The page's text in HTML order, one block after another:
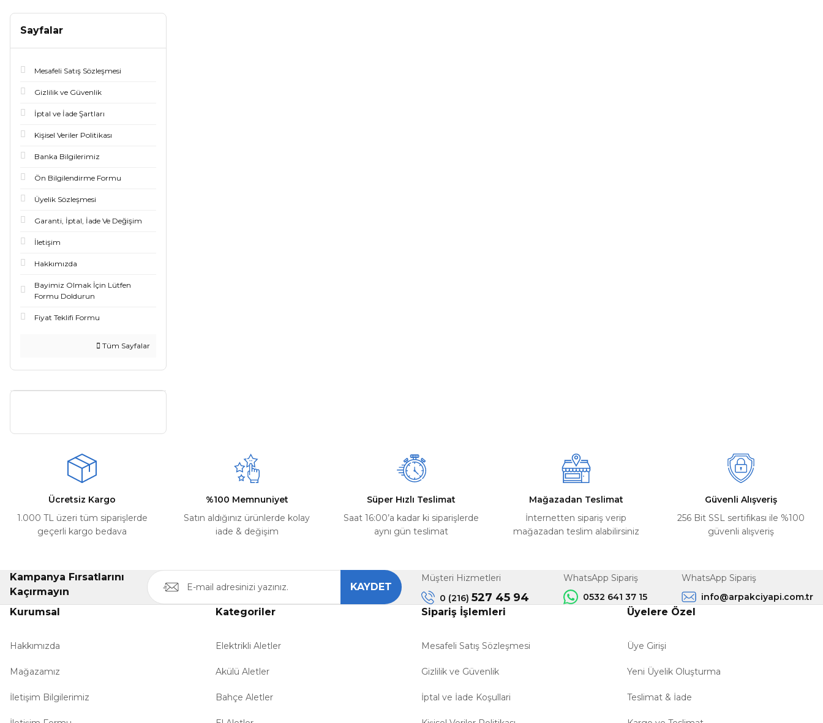
Sayfalar
Mesafeli Satış Sözleşmesi
Gizlilik ve Güvenlik
İptal ve İade Şartları
Kişisel Veriler Politikası
Banka Bilgilerimiz
Ön Bilgilendirme Formu
Üyelik Sözleşmesi
Garanti, İptal, İade Ve Değişim
İletişim
Hakkımızda
Bayimiz Olmak İçin Lütfen
Formu Doldurun
Fiyat Teklifi Formu
Tüm Sayfalar
Ücretsiz Kargo
1.000 TL üzeri tüm siparişlerde
geçerli kargo bedava
%100 Memnuniyet
Satın aldığınız ürünlerde kolay
iade & değişim
Süper Hızlı Teslimat
Saat 16:00’a kadar ki siparişlerde
aynı gün teslimat
Mağazadan Teslimat
İnternetten sipariş verip
mağazadan teslim alabilirsiniz
Güvenli Alışveriş
256 Bit SSL sertifikası ile %100
güvenli alışveriş
Kampanya Fırsatlarını
Kaçırmayın
KAYDET
Müşteri Hizmetleri
0 (216) 527 45 94
WhatsApp Sipariş
0532 641 37 15
WhatsApp Sipariş
info@arpakciyapi.com.tr
Kurumsal
Hakkımızda
Mağazamız
İletişim Bilgilerimiz
Kategoriler
Elektrikli Aletler
Akülü Aletler
Bahçe Aletler
Sipariş İşlemleri
Mesafeli Satış Sözleşmesi
Gizlilik ve Güvenlik
İptal ve İade Koşullari
Üyelere Özel
Üye Girişi
Yeni Üyelik Oluşturma
Teslimat & İade